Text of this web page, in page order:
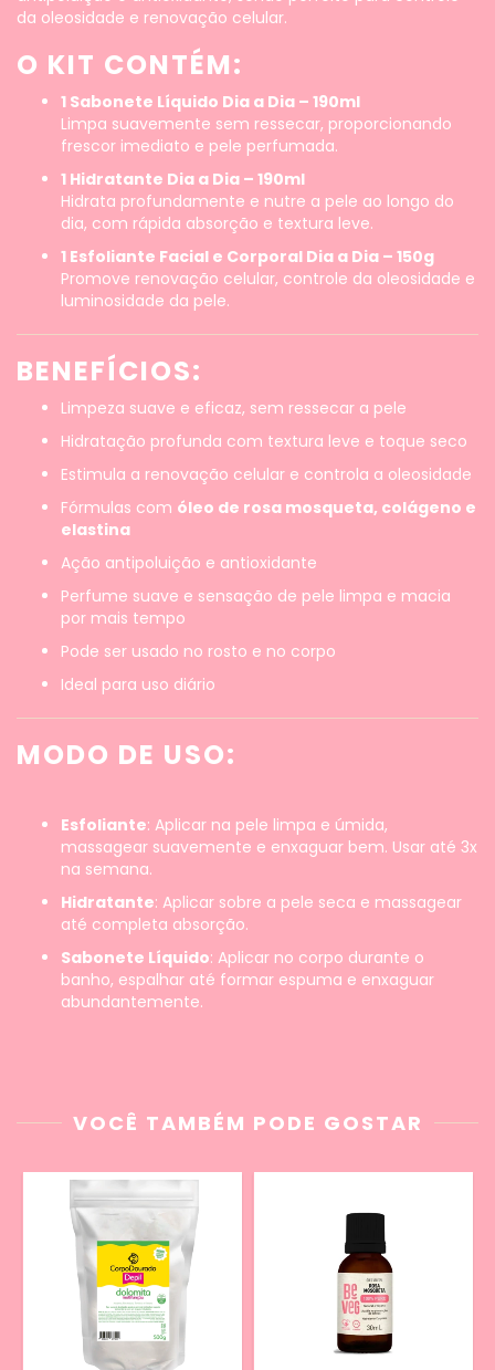
da oleosidade e renovação celular.
O KIT CONTÉM:
1 Sabonete Líquido Dia a Dia – 190ml
Limpa suavemente sem ressecar, proporcionando
frescor imediato e pele perfumada.
1 Hidratante Dia a Dia – 190ml
Hidrata profundamente e nutre a pele ao longo do
dia, com rápida absorção e textura leve.
1 Esfoliante Facial e Corporal Dia a Dia – 150g
Promove renovação celular, controle da oleosidade e
luminosidade da pele.
BENEFÍCIOS:
Limpeza suave e eficaz, sem ressecar a pele
Hidratação profunda com textura leve e toque seco
Estimula a renovação celular e controla a oleosidade
Fórmulas com óleo de rosa mosqueta, colágeno e
elastina
Ação antipoluição e antioxidante
Perfume suave e sensação de pele limpa e macia
por mais tempo
Pode ser usado no rosto e no corpo
Ideal para uso diário
MODO DE USO:
Esfoliante: Aplicar na pele limpa e úmida,
massagear suavemente e enxaguar bem. Usar até 3x
na semana.
Hidratante: Aplicar sobre a pele seca e massagear
até completa absorção.
Sabonete Líquido: Aplicar no corpo durante o
banho, espalhar até formar espuma e enxaguar
abundantemente.
VOCÊ TAMBÉM PODE GOSTAR